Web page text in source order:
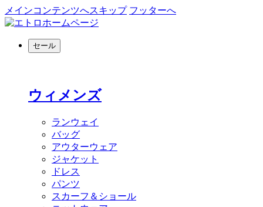
メインコンテンツへスキップ フッターへ
セール
ウィメンズ
ランウェイ
バッグ
アウターウェア
ジャケット
ドレス
パンツ
スカーフ＆ショール